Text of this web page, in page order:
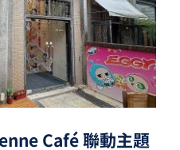
Café 聯動主題